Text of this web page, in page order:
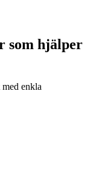
som hjälper
enkla